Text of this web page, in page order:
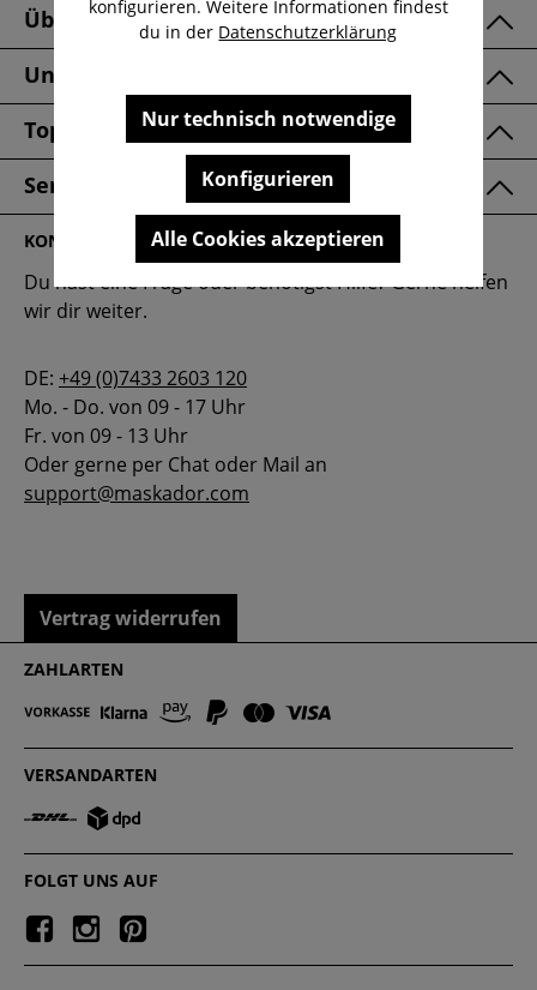
Über Uns
Unsere Marken
Top Kategorien
Service & FAQ
KONTAKT
Du hast eine Frage oder benötigst Hilfe? Gerne helfen
wir dir weiter.
DE: +49 (0)7433 2603 120
Mo. - Do. von 09 - 17 Uhr
Fr. von 09 - 13 Uhr
Oder gerne per Chat oder Mail an
support@maskador.com
Vertrag widerrufen
ZAHLARTEN
VERSANDARTEN
FOLGT UNS AUF
konfigurieren. Weitere Informationen findest
du in der Datenschutzerklärung
Nur technisch notwendige
Konfigurieren
Alle Cookies akzeptieren